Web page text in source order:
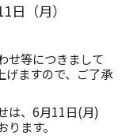
（月）
せ等につきまして
げますので、ご了承
は、6月11日(月)
ます。